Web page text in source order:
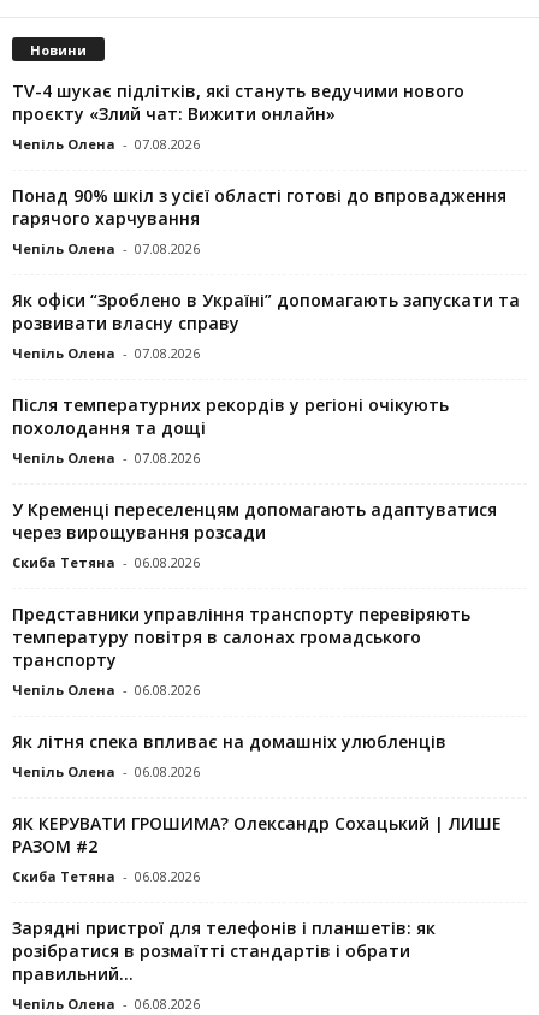
Новини
TV-4 шукає підлітків, які стануть ведучими нового
проєкту «Злий чат: Вижити онлайн»
Чепіль Олена - 07.08.2026
Понад 90% шкіл з усієї області готові до впровадження
гарячого харчування
Чепіль Олена - 07.08.2026
Як офіси “Зроблено в Україні” допомагають запускaти та
розвивати власну справу
Чепіль Олена - 07.08.2026
Після температурних рекордів у регіоні очікують
похолодання та дощі
Чепіль Олена - 07.08.2026
У Кременці переселенцям допомагають адаптуватися
через вирощування розсади
Скиба Тетяна - 06.08.2026
Представники управління транспорту перевіряють
температуру повітря в салонах громадського
транспорту
Чепіль Олена - 06.08.2026
Як літня спека впливає на домашніх улюбленців
Чепіль Олена - 06.08.2026
ЯК КЕРУВАТИ ГРОШИМА? Олександр Сохацький | ЛИШЕ
РАЗОМ #2
Скиба Тетяна - 06.08.2026
Зарядні пристрої для телефонів і планшетів: як
розібратися в розмаїтті стандартів і обрати
правильний...
Чепіль Олена - 06.08.2026